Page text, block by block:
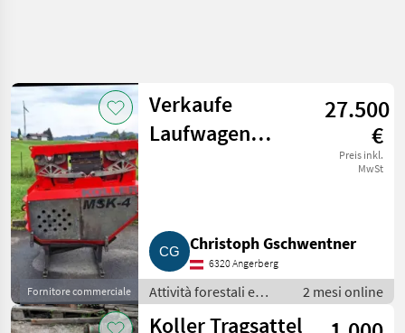
Fornitore commerciale
Verkaufe
Laufwagen
27.500
€
Preis inkl.
MwSt
Christoph Gschwentner
6320 Angerberg
Attività forestali e
lavorazione del legno
/ Impianti a fune per
2 mesi online
Koller Tragsattel